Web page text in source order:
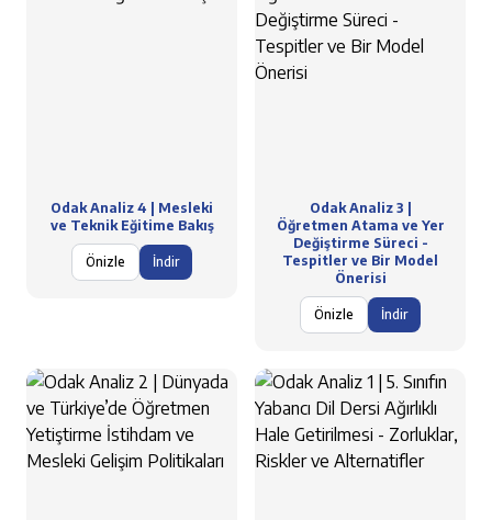
Odak Analiz 4 | Mesleki
ve Teknik Eğitime Bakış
Önizle İndir
Odak Analiz 3 |
Öğretmen Atama ve Yer
Değiştirme Süreci -
Tespitler ve Bir Model
Önerisi
Önizle İndir